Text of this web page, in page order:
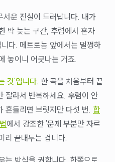
운 진실이 드러납니다. 내가
박 늦는 구간, 후렴에서 혼자
다. 메트로놈 앞에서는 멀쩡하
놓이니 어긋나는 거죠.
것'입니다. 한 곡을 처음부터 끝
잘라서 반복하세요. 후렴이 안
흔들리면 브릿지만 다섯 번. 합
에서 강조한 '문제 부분만 자르
리 끝내두는 겁니다.
는 방식을 권합니다. 한쪽으로